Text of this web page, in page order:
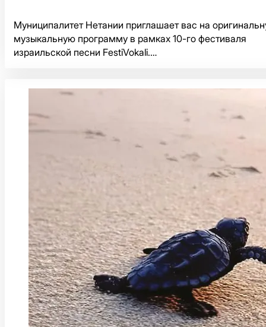
Муниципалитет Нетании приглашает вас на
музыкальную программу в рамках 10-го фестиваля
израильской песни FestiVokali.…